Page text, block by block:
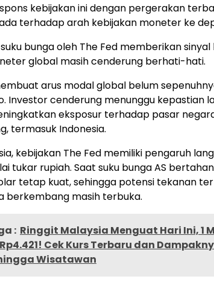
kebijakan ini dengan pergerakan
terhadap arah kebijakan moneter ke
bunga oleh The Fed memberikan
global masih cenderung berhati-hati.
arus modal global belum
Investor cenderung menunggu kepastian
eksposur terhadap pasar
termasuk Indonesia.
kebijakan The Fed memiliki pengaruh
tukar rupiah. Saat suku bunga AS
tetap kuat, sehingga potensi tekanan
berkembang masih terbuka.
: Ringgit Malaysia Menguat Hari Ini, 1
Cek Kurs Terbaru dan
Wisatawan